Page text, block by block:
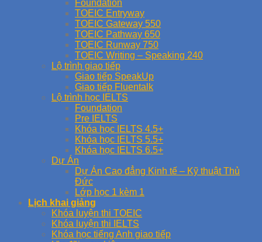
Foundation
TOEIC Entryway
TOEIC Gateway 550
TOEIC Pathway 650
TOEIC Runway 750
TOEIC Writing – Speaking 240
Lộ trình giao tiếp
Giao tiếp SpeakUp
Giao tiếp Fluentalk
Lộ trình học IELTS
Foundation
Pre IELTS
Khóa học IELTS 4.5+
Khóa học IELTS 5.5+
Khóa học IELTS 6.5+
Dự Án
Dự Án Cao đẳng Kinh tế – Kỹ thuật Thủ
Đức
Lớp học 1 kèm 1
Lịch khai giảng
Khóa luyện thi TOEIC
Khóa luyện thi IELTS
Khóa học tiếng Anh giao tiếp